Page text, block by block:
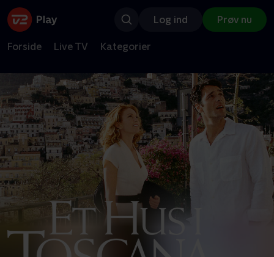
Log ind Prøv nu
Forside Live TV Kategorier